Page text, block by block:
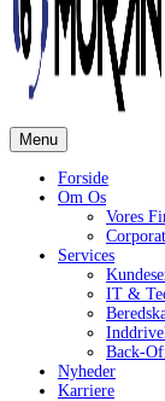
Menu
Forside
Om Os
Vores
Services
IT &
Back-
Nyheder
Karriere